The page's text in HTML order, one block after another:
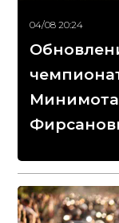
04/08 20:24